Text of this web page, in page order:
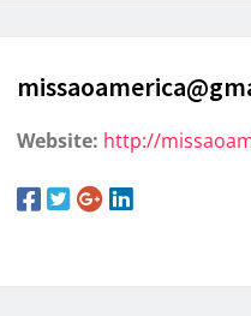
Website: http://